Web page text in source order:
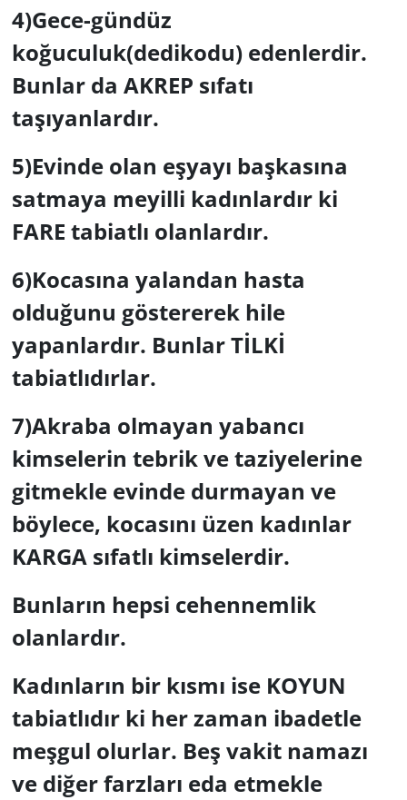
4)Gece-gündüz
koğuculuk(dedikodu) edenlerdir.
Bunlar da AKREP sıfatı
taşıyanlardır.
5)Evinde olan eşyayı başkasına
satmaya meyilli kadınlardır ki
FARE tabiatlı olanlardır.
6)Kocasına yalandan hasta
olduğunu göstererek hile
yapanlardır. Bunlar TİLKİ
tabiatlıdırlar.
7)Akraba olmayan yabancı
kimselerin tebrik ve taziyelerine
gitmekle evinde durmayan ve
böylece, kocasını üzen kadınlar
KARGA sıfatlı kimselerdir.
Bunların hepsi cehennemlik
olanlardır.
Kadınların bir kısmı ise KOYUN
tabiatlıdır ki her zaman ibadetle
meşgul olurlar. Beş vakit namazı
ve diğer farzları eda etmekle